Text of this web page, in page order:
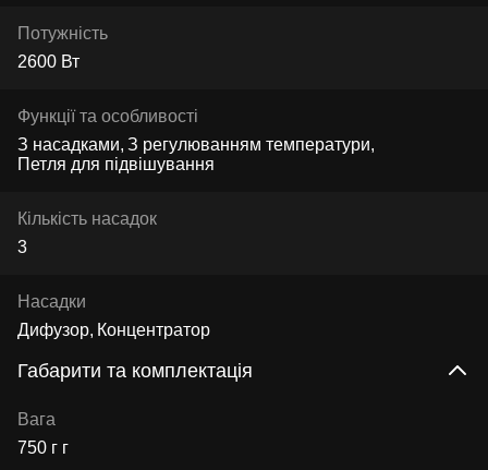
Потужність
2600 Вт
Функції та особливості
З насадками З регулюванням температури
Петля для підвішування
Кількість насадок
3
Насадки
Дифузор Концентратор
Габарити та комплектація
Вага
750 г г